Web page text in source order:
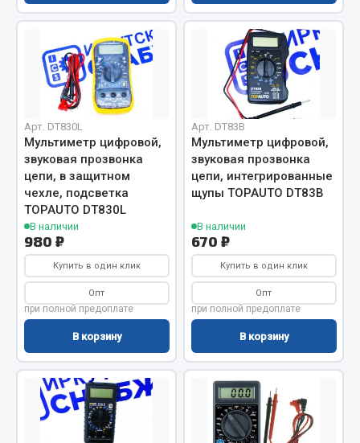
Автокаталоги
Аксессуары автомобильные
Аптечки и знаки автомобильные
Брызговики
Вентиляторы кабины
Вымпела
Показать ещё
Весь раздел
Смазочные материалы
Масла
Охладжающие жидкости
Технические жидкости
Весь раздел
МЕТИЗЫ
Арт. DT830L
Мультиметр цифровой,
звуковая прозвонка
цепи, в защитном
чехле, подсветка
TOPAUTO DT830L
В наличии
980 ₽
Купить в один клик
Опт
при полной предоплате
В корзину
Арт. DT83B
Мультиметр цифровой,
звуковая прозвонка
цепи, интегрированные
щупы TOPAUTO DT83B
В наличии
670 ₽
Купить в один клик
Опт
при полной предоплате
В корзину